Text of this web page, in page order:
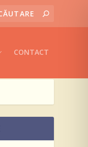
CONTACT